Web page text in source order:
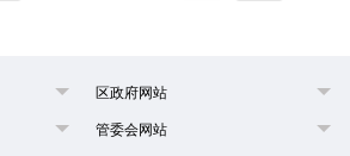
区政府网站
管委会网站